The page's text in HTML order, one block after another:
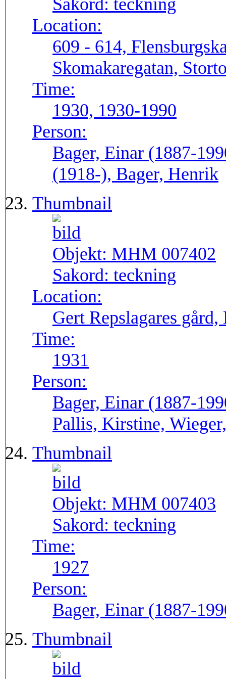
Sakord: teckning
Location:
609 - 614,
Skomakaregatan,
Time:
1930, 1930-1990
Person:
Bager, Einar (1887-
(1918-), Bager, Henrik
Thumbnail
Objekt: MHM 007402
Sakord: teckning
Location:
Gert Repslagares
Time:
1931
Person:
Bager, Einar (1887-
Pallis, Kirstine,
Thumbnail
Objekt: MHM 007403
Sakord: teckning
Time:
1927
Person:
Bager, Einar (1887-
Thumbnail